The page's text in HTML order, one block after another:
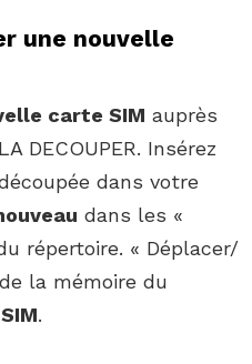
une nouvelle
carte SIM auprès
DECOUPER. Insérez
dans votre
dans les «
répertoire. « Déplacer/
la mémoire du
.